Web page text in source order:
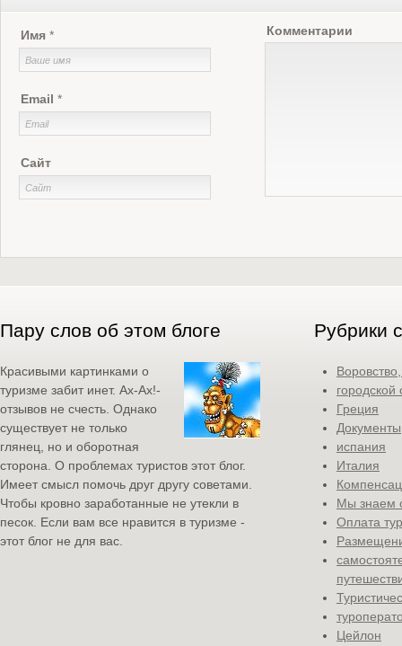
Имя *
Email *
Сайт
Комментарии
Пару слов об этом блоге
Красивыми картинками о
туризме забит инет. Ах-Ах!-
отзывов не счесть. Однако
существует не только
глянец, но и оборотная
сторона. О проблемах туристов этот блог.
Имеет смысл помочь друг другу советами.
Чтобы кровно заработанные не утекли в
песок. Если вам все нравится в туризме -
этот блог не для вас.
Рубрики
городской
Греция
Документы
испания
Италия
Мы знаем
Оплата
Цейлон